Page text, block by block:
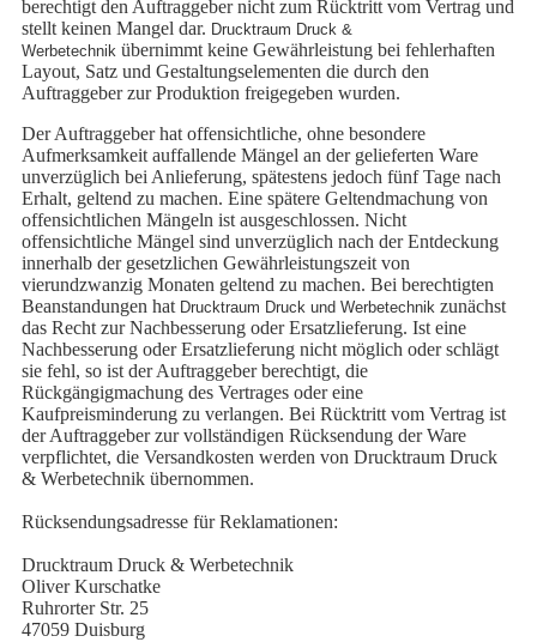
berechtigt den Auftraggeber nicht zum Rücktritt vom Vertrag und
stellt keinen Mangel dar. Drucktraum Druck &
Werbetechnik übernimmt keine Gewährleistung bei fehlerhaften
Layout, Satz und Gestaltungselementen die durch den
Auftraggeber zur Produktion freigegeben wurden.
Der Auftraggeber hat offensichtliche, ohne besondere
Aufmerksamkeit auffallende Mängel an der gelieferten Ware
unverzüglich bei Anlieferung, spätestens jedoch fünf Tage nach
Erhalt, geltend zu machen. Eine spätere Geltendmachung von
offensichtlichen Mängeln ist ausgeschlossen. Nicht
offensichtliche Mängel sind unverzüglich nach der Entdeckung
innerhalb der gesetzlichen Gewährleistungszeit von
vierundzwanzig Monaten geltend zu machen. Bei berechtigten
Beanstandungen hat Drucktraum Druck und Werbetechnik zunächst
das Recht zur Nachbesserung oder Ersatzlieferung. Ist eine
Nachbesserung oder Ersatzlieferung nicht möglich oder schlägt
sie fehl, so ist der Auftraggeber berechtigt, die
Rückgängigmachung des Vertrages oder eine
Kaufpreisminderung zu verlangen. Bei Rücktritt vom Vertrag ist
der Auftraggeber zur vollständigen Rücksendung der Ware
verpflichtet, die Versandkosten werden von Drucktraum Druck
& Werbetechnik übernommen.
Rücksendungsadresse für Reklamationen:
Drucktraum Druck & Werbetechnik
Oliver Kurschatke
Ruhrorter Str. 25
47059 Duisburg